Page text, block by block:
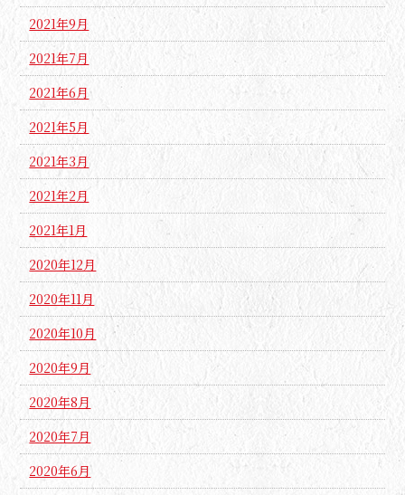
2021年9月
2021年7月
2021年6月
2021年5月
2021年3月
2021年2月
2021年1月
2020年12月
2020年11月
2020年10月
2020年9月
2020年8月
2020年7月
2020年6月